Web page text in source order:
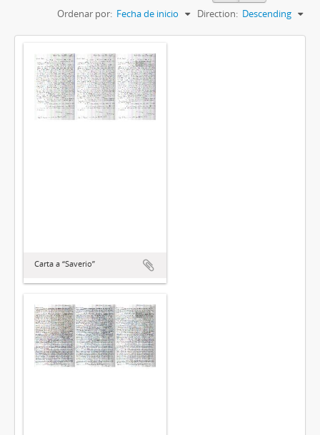
Ordenar por: Fecha de inicio Direction: Descending
Carta a “Saverio”